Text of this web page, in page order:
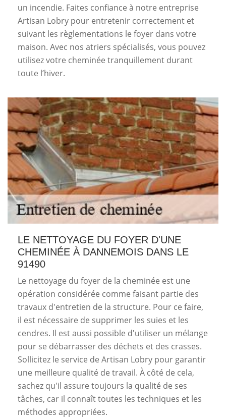
un incendie. Faites confiance à notre entreprise
Artisan Lobry pour entretenir correctement et
suivant les règlementations le foyer dans votre
maison. Avec nos atriers spécialisés, vous pouvez
utilisez votre cheminée tranquillement durant
toute l’hiver.
LE NETTOYAGE DU FOYER D'UNE
CHEMINÉE À DANNEMOIS DANS LE
91490
Le nettoyage du foyer de la cheminée est une
opération considérée comme faisant partie des
travaux d'entretien de la structure. Pour ce faire,
il est nécessaire de supprimer les suies et les
cendres. Il est aussi possible d'utiliser un mélange
pour se débarrasser des déchets et des crasses.
Sollicitez le service de Artisan Lobry pour garantir
une meilleure qualité de travail. À côté de cela,
sachez qu'il assure toujours la qualité de ses
tâches, car il connaît toutes les techniques et les
méthodes appropriées.